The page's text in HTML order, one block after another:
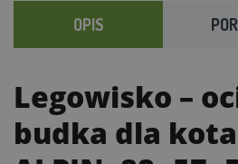
OPIS
Legowisko –
budka dla kota